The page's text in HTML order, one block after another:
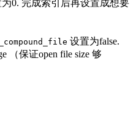
0. 完成索引后再设置成想要
设置为false.
（保证open file size 够